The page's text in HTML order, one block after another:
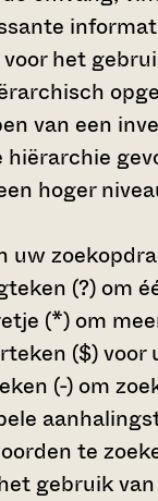
het
van een
hoger
uw
(?) om
(*) om
($)voor
(-) om
te
gebruik